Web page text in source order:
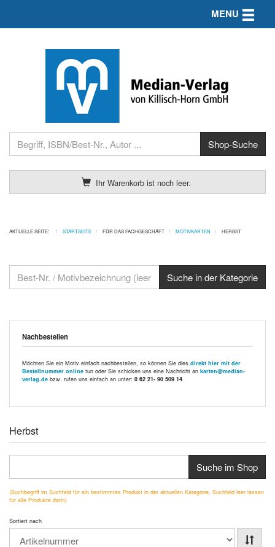
Ihr Warenkorb ist noch leer.
MENU Toggle
AKTUELLE SEITE: STARTSEITE FÜR DAS FACHGESCHÄFT MOTIVKARTEN HERBST
Nachbestellen
Möchten Sie ein Motiv einfach nachbestellen, so können Sie dies direkt hier mit der
Bestellnummer online tun oder Sie schicken uns eine Nachricht an karten@median-
verlag.de bzw. rufen uns einfach an unter: 0 62 21- 90 509 14
Herbst
Suche im Shop
(Suchbegriff im Suchfeld für ein bestimmtes Produkt in der aktuellen Kategorie, Suchfeld leer lassen
für alle Produkte darin)
Sortiert nach